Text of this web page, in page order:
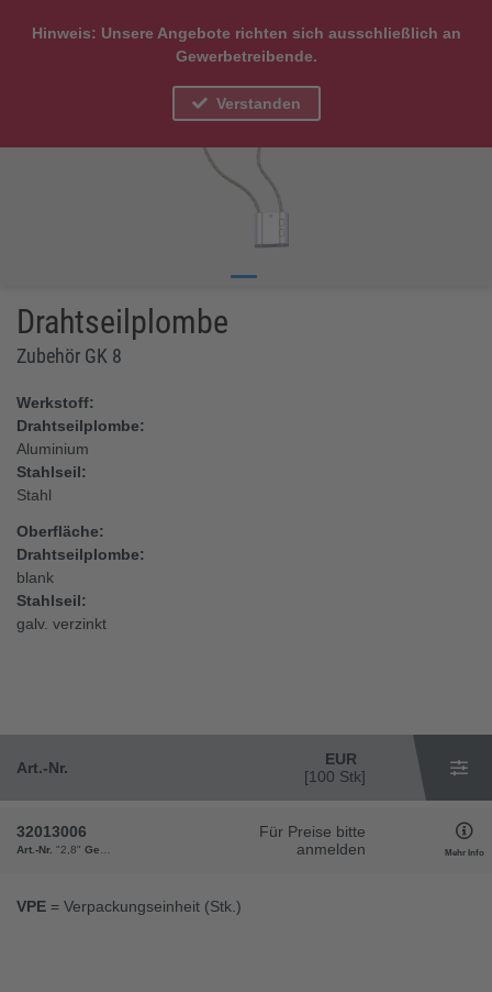
Hinweis: Unsere Angebote richten sich ausschließlich an
Gewerbetreibende.
Verstanden
Drahtseilplombe
Zubehör GK 8
Werkstoff:
Drahtseilplombe:
Aluminium
Stahlseil:
Stahl
Oberfläche:
Drahtseilplombe:
blank
Stahlseil:
galv. verzinkt
Art.-Nr.
EUR
[100 Stk]
32013006
Art.-Nr. "2,8" Gewicht
Für Preise bitte
anmelden
Mehr Info
VPE = Verpackungseinheit (Stk.)